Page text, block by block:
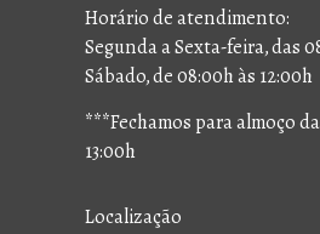
Horário de atendimento:
Segunda a Sexta-feira, das
Sábado, de 08:00h às 12:00h
***Fechamos para almoço
13:00h
Localização